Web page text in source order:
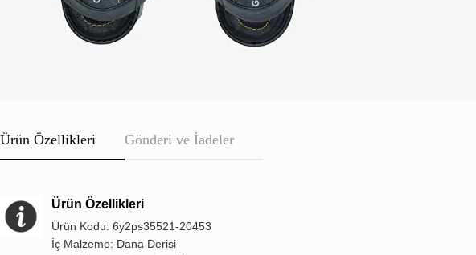
Ürün Özellikleri Gönderi ve İadeler
Ürün Özellikleri
Ürün Kodu: 6y2ps35521-20453
İç Malzeme: Dana Derisi